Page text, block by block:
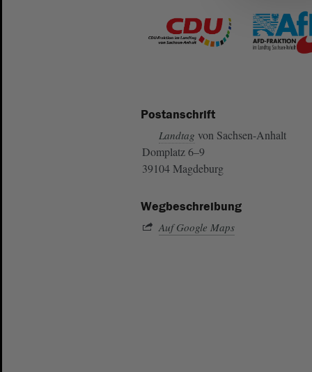
Postanschrift
Landtag von Sachsen-Anhalt
Domplatz 6–9
39104 Magdeburg
Wegbeschreibung
Auf Google Maps